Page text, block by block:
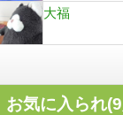
大福
お気に入られ(9